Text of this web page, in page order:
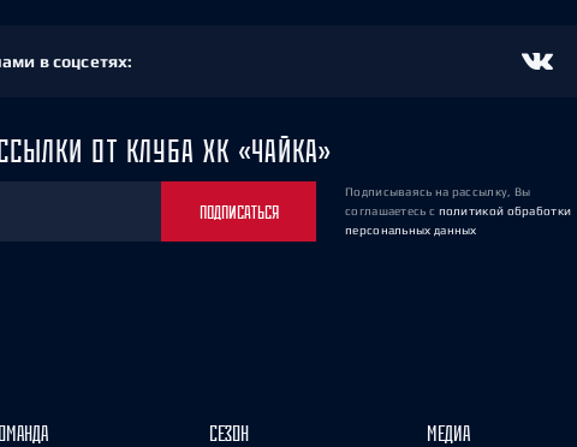
в соцсетях:
ОТ КЛУБА ХК «ЧАЙКА»
ПОДПИСАТЬСЯ
Подписываясь на рассылку, Вы
соглашаетесь с политикой обработки
персональных данных
СЕЗОН МЕДИА